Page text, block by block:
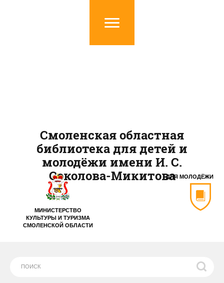
МИНИСТЕРСТВО
КУЛЬТУРЫ И ТУРИЗМА
СМОЛЕНСКОЙ ОБЛАСТИ
ДЛЯ МОЛОДЁЖИ
Смоленская областная
библиотека для детей и
молодёжи имени И. С.
Соколова-Микитова